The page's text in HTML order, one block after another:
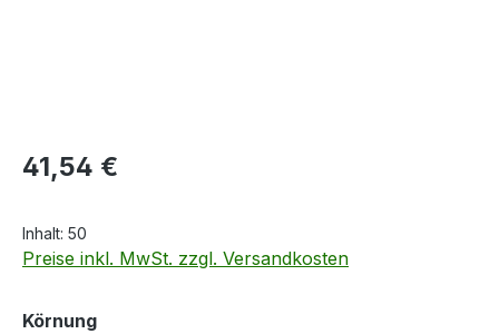
Regulärer Preis:
41,54 €
Inhalt: 50
Preise inkl. MwSt. zzgl. Versandkosten
Körnungauswählen